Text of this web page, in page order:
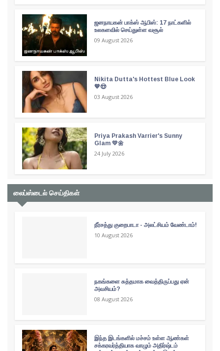
ஜனநாயகன் பாக்ஸ் ஆபிஸ்: 17 நாட்களில்
உலகளவில் செய்துள்ள வசூல்
09 August 2026
Nikita Dutta's Hottest Blue Look
💙😍
03 August 2026
Priya Prakash Varrier's Sunny
Glam 💛🌼
24 July 2026
லைப்ஸ்டைல் செய்திகள்
நீர்சத்து குறைபாடா - அலட்சியம் வேண்டாம்!
10 August 2026
நகங்களை சுத்தமாக வைத்திருப்பது ஏன்
அவசியம்?
08 August 2026
இந்த இடங்களில் மச்சம் உள்ள ஆண்கள்
சக்கரவர்த்தியாக வாழும் அதிர்ஷ்டம்